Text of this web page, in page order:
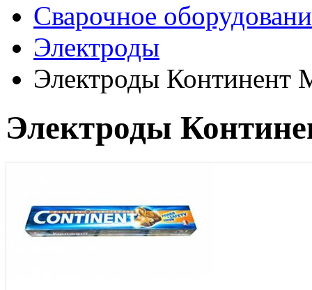
Сварочное
Электроды
Электроды
Электроды